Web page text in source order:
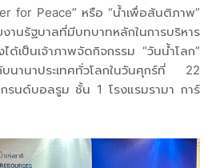
for Peace” หรือ “น้ำเพื่อสันติภาพ”
รัฐบาลที่มีบทบาทหลักในการบริหาร
ด้เป็นเจ้าภาพจัดกิจกรรม “วันน้ำโลก”
นานาประเทศทั่วโลกในวันศุกร์ที่ 22
นด์บอลรูม ชั้น 1 โรงแรมรามา การ์